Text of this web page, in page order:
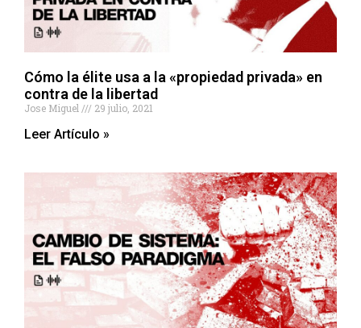
Cómo la élite usa a la «propiedad privada» en
contra de la libertad
Jose Miguel 29 julio, 2021
Leer Artículo »